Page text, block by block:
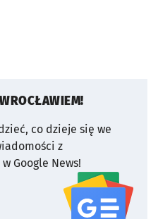
co dzieje się we
z
Google News!
serwisu